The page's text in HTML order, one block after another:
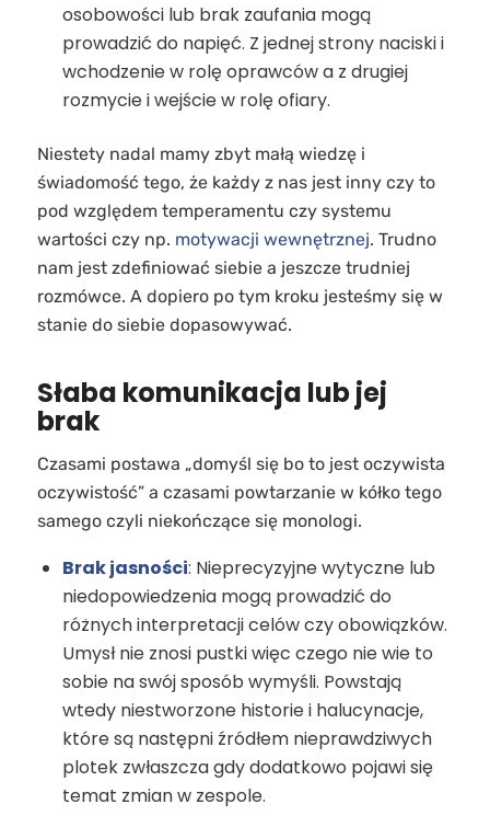
osobowości lub brak zaufania mogą
prowadzić do napięć. Z jednej strony naciski i
wchodzenie w rolę oprawców a z drugiej
rozmycie i wejście w rolę ofiary.
Niestety nadal mamy zbyt małą wiedzę i
świadomość tego, że każdy z nas jest inny czy to
pod względem temperamentu czy systemu
wartości czy np. motywacji wewnętrznej. Trudno
nam jest zdefiniować siebie a jeszcze trudniej
rozmówce. A dopiero po tym kroku jesteśmy się w
stanie do siebie dopasowywać.
Słaba komunikacja lub jej
brak
Czasami postawa „domyśl się bo to jest oczywista
oczywistość” a czasami powtarzanie w kółko tego
samego czyli niekończące się monologi.
Brak jasności: Nieprecyzyjne wytyczne lub
niedopowiedzenia mogą prowadzić do
różnych interpretacji celów czy obowiązków.
Umysł nie znosi pustki więc czego nie wie to
sobie na swój sposób wymyśli. Powstają
wtedy niestworzone historie i halucynacje,
które są następni źródłem nieprawdziwych
plotek zwłaszcza gdy dodatkowo pojawi się
temat zmian w zespole.